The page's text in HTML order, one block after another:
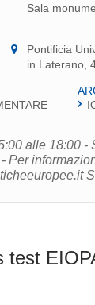
Sala
Pontificia
in Laterano,
Istituzionale -
a
test